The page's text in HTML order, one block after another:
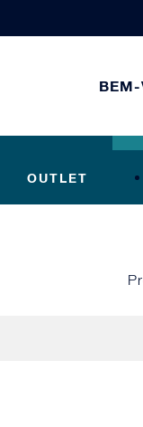
OUTLET